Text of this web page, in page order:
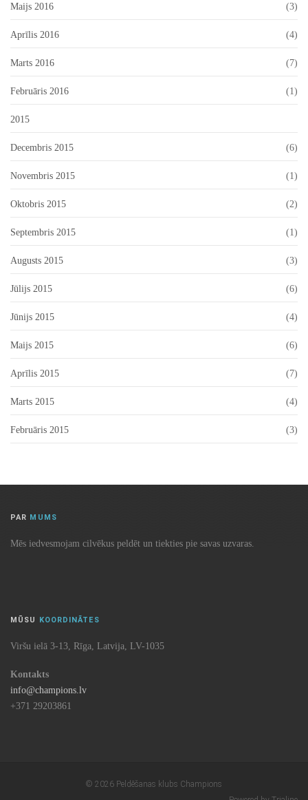
Maijs 2016 (3)
Aprīlis 2016 (4)
Marts 2016 (7)
Februāris 2016 (1)
2015
Decembris 2015 (6)
Novembris 2015 (1)
Oktobris 2015 (2)
Septembris 2015 (1)
Augusts 2015 (3)
Jūlijs 2015 (6)
Jūnijs 2015 (4)
Maijs 2015 (6)
Aprīlis 2015 (7)
Marts 2015 (4)
Februāris 2015 (3)
PAR MUMS
Mēs iedvesmojam cilvēkus peldēt un tiekties pie savas uzvaras.
MŪSU KOORDINĀTES
Viršu ielā 3-13, Rīga, Latvija, LV-1035
Kontakts
info@champions.lv
+371 29203861
© 2026 Peldēšanas klubs Champions